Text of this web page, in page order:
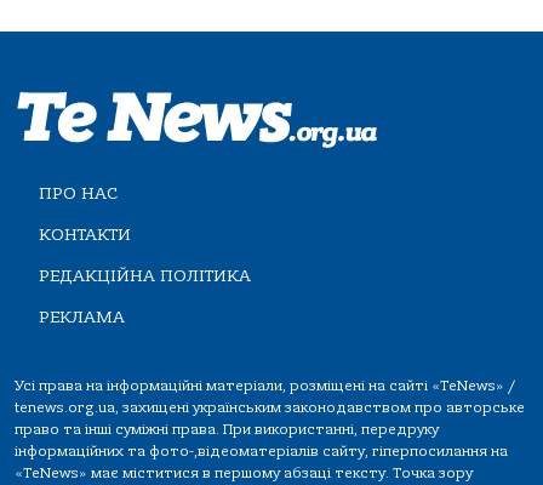
ПРО НАС
КОНТАКТИ
РЕДАКЦІЙНА ПОЛІТИКА
РЕКЛАМА
Усі права на інформаційні матеріали, розміщені на сайті «TeNews» /
tenews.org.ua, захищені українським законодавством про авторське
право та інші суміжні права. При використанні, передруку
інформаційних та фото-,відеоматеріалів сайту, гіперпосилання на
«TeNews» має міститися в першому абзаці тексту. Точка зору